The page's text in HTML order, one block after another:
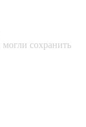
сохранить